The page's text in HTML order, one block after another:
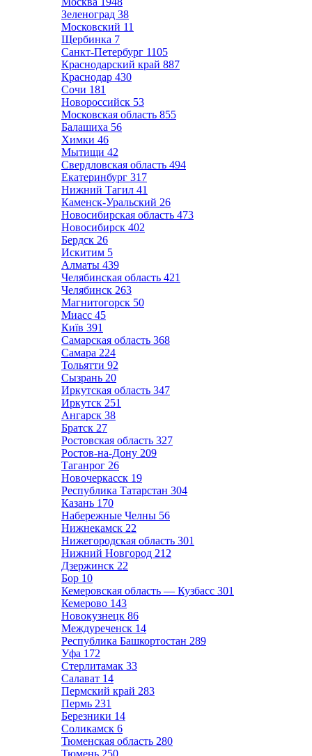
Зеленоград 38
Московский 11
Щербинка 7
Санкт-Петербург 1105
Краснодарский край 887
Краснодар 430
Сочи 181
Новороссийск 53
Московская область 855
Балашиха 56
Химки 46
Мытищи 42
Свердловская область 494
Екатеринбург 317
Нижний Тагил 41
Каменск-Уральский 26
Новосибирская область 473
Новосибирск 402
Бердск 26
Искитим 5
Алматы 439
Челябинская область 421
Челябинск 263
Магнитогорск 50
Миасс 45
Київ 391
Самарская область 368
Самара 224
Тольятти 92
Сызрань 20
Иркутская область 347
Иркутск 251
Ангарск 38
Братск 27
Ростовская область 327
Ростов-на-Дону 209
Таганрог 26
Новочеркасск 19
Республика Татарстан 304
Казань 170
Набережные Челны 56
Нижнекамск 22
Нижегородская область 301
Нижний Новгород 212
Дзержинск 22
Бор 10
Кемеровская область — Кузбасс 301
Кемерово 143
Новокузнецк 86
Междуреченск 14
Республика Башкортостан 289
Уфа 172
Стерлитамак 33
Салават 14
Пермский край 283
Пермь 231
Березники 14
Соликамск 6
Тюменская область 280
Тюмень 250